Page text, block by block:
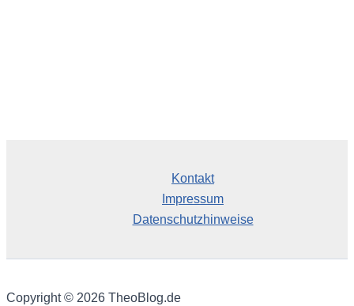
Kontakt
Impressum
Datenschutzhinweise
Copyright © 2026 TheoBlog.de